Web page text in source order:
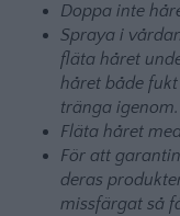
Doppa inte
Spraya i
fläta håret
håret både
tränga igenom.
Fläta håret
För att
deras
missfärgat så